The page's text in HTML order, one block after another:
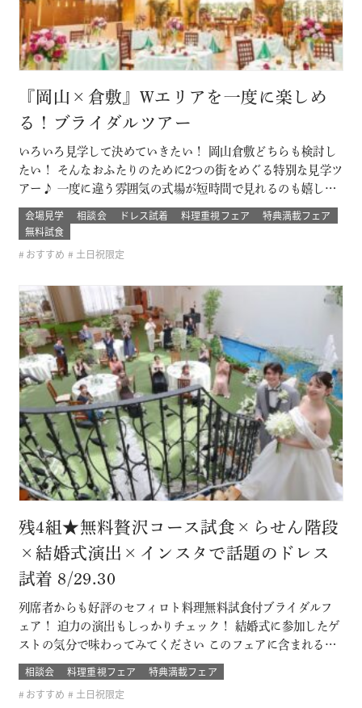
『岡山×倉敷』Wエリアを一度に楽しめ
る！ブライダルツアー
いろいろ見学して決めていきたい！ 岡山倉敷どちらも検討し
たい！ そんなおふたりのために2つの街をめぐる特別な見学ツ
アー♪ 一度に違う雰囲気の式場が短時間で見れるのも嬉しい
ポイント！ ブライダルデート楽しもう！ このフェアに含まれ
るコンテンツ SPECIAL BENEFITS HPからフェア予約された
ン…
会場見学 相談会 ドレス試着 料理重視フェア
特典満載フェア
無料試食
おすすめ
土日祝限定
残4組★無料贅沢コース試食×らせん階段
×結婚式演出×インスタで話題のドレス
試着 8/29.30
列席者からも好評のセフィロト料理無料試食付ブライダルフ
ェア！ 迫力の演出もしっかりチェック！ 結婚式に参加したゲ
ストの気分で味わってみてください このフェアに含まれるコ
ンテンツ SPECIAL BENEFITS HPからフェア予約された方限
定のご来館特典 特典内容 セフィロトおススメのウェディング
プレゼント有り！内容は来てのお楽しみ！
相談会 料理重視フェア
特典満載フェア
おすすめ
土日祝限定